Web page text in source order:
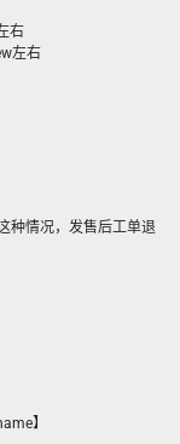
右
左右
种情况，发售后工单退
】